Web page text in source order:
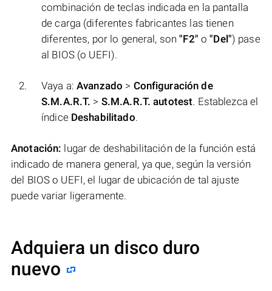
combinación de teclas indicada en la pantalla
de carga (diferentes fabricantes las tienen
diferentes, por lo general, son"F2" o"Del") pase
al BIOS (o UEFI).
Vaya a:Avanzado > Configuración de
S.M.A.R.T. > S.M.A.R.T. autotest. Establezca el
índice Deshabilitado.
Anotación: lugar de deshabilitación de la función está
indicado de manera general, ya que, según la versión
del BIOS o UEFI, el lugar de ubicación de tal ajuste
puede variar ligeramente.
Adquiera un disco duro
nuevo